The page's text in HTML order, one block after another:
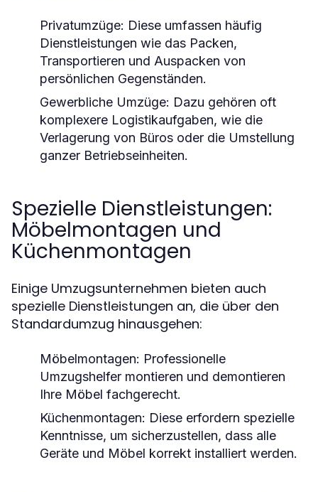
Privatumzüge: Diese umfassen häufig
Dienstleistungen wie das Packen,
Transportieren und Auspacken von
persönlichen Gegenständen.
Gewerbliche Umzüge: Dazu gehören oft
komplexere Logistikaufgaben, wie die
Verlagerung von Büros oder die Umstellung
ganzer Betriebseinheiten.
Spezielle Dienstleistungen:
Möbelmontagen und
Küchenmontagen
Einige Umzugsunternehmen bieten auch
spezielle Dienstleistungen an, die über den
Standardumzug hinausgehen:
Möbelmontagen: Professionelle
Umzugshelfer montieren und demontieren
Ihre Möbel fachgerecht.
Küchenmontagen: Diese erfordern spezielle
Kenntnisse, um sicherzustellen, dass alle
Geräte und Möbel korrekt installiert werden.